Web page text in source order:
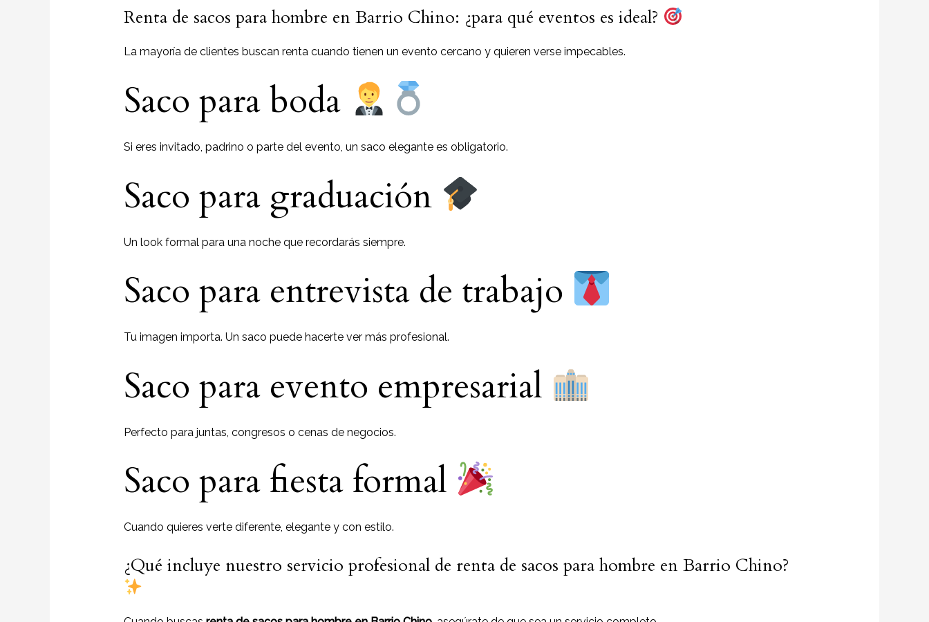
Renta de sacos para hombre en Barrio Chino: ¿para qué eventos es ideal?
La mayoría de clientes buscan renta cuando tienen un evento cercano y quieren verse impecables.
Saco para boda
Si eres invitado, padrino o parte del evento, un saco elegante es obligatorio.
Saco para graduación
Un look formal para una noche que recordarás siempre.
Saco para entrevista de trabajo
Tu imagen importa. Un saco puede hacerte ver más profesional.
Saco para evento empresarial
Perfecto para juntas, congresos o cenas de negocios.
Saco para fiesta formal
Cuando quieres verte diferente, elegante y con estilo.
¿Qué incluye nuestro servicio profesional de renta de sacos para hombre en Barrio Chino?